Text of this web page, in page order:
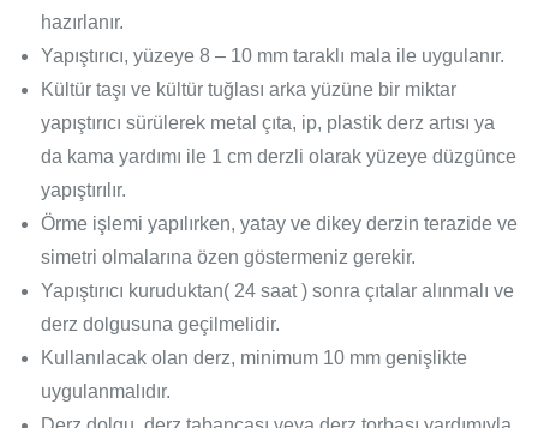
hazırlanır.
Yapıştırıcı, yüzeye 8 – 10 mm taraklı mala ile uygulanır.
Kültür taşı ve kültür tuğlası arka yüzüne bir miktar
yapıştırıcı sürülerek metal çıta, ip, plastik derz artısı ya
da kama yardımı ile 1 cm derzli olarak yüzeye düzgünce
yapıştırılır.
Örme işlemi yapılırken, yatay ve dikey derzin terazide ve
simetri olmalarına özen göstermeniz gerekir.
Yapıştırıcı kuruduktan( 24 saat ) sonra çıtalar alınmalı ve
derz dolgusuna geçilmelidir.
Kullanılacak olan derz, minimum 10 mm genişlikte
uygulanmalıdır.